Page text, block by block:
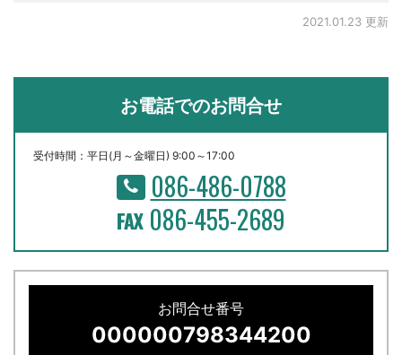
2021.01.23 更新
お電話でのお問合せ
受付時間：平日(月～金曜日) 9:00～17:00
086-486-0788
086-455-2689
お問合せ番号
000000798344200